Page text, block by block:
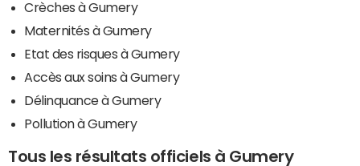
Crèches à Gumery
Maternités à Gumery
Etat des risques à Gumery
Accès aux soins à Gumery
Délinquance à Gumery
Pollution à Gumery
Tous les résultats officiels à Gumery